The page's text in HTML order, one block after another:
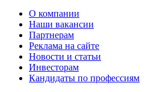
О компании
Наши вакансии
Партнерам
Реклама на сайте
Новости и статьи
Инвесторам
Кандидаты по профессиям